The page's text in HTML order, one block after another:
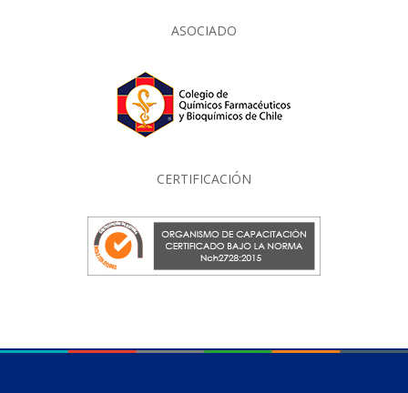
ASOCIADO
CERTIFICACIÓN